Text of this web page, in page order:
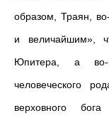
образом, Траян,
и величайшим»,
Юпитера, а во-
человеческого
верховного